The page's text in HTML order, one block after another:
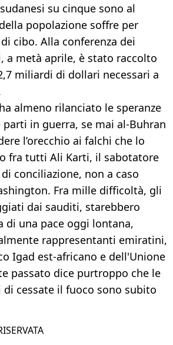
su cinque sono al
popolazione soffre per
cibo. Alla conferenza dei
a metà aprile, è stato raccolto
miliardi di dollari necessari a
almeno rilanciato le speranze
in guerra, se mai al-Buhran
l’orecchio ai falchi che lo
fra tutti Ali Karti, il sabotatore
conciliazione, non a caso
Fra mille difficoltà, gli
dai sauditi, starebbero
di una pace oggi lontana,
rappresentanti emiratini,
Igad est-africano e dell'Unione
passato dice purtroppo che le
cessate il fuoco sono subito